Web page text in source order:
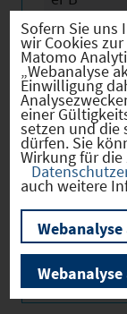
Sozialvers.
Sofern Sie uns
wir Cookies
Matomo
„Webanalyse
Einwilligung
einer
setzen und die
dürfen. Sie
Wirkung für
auch weitere